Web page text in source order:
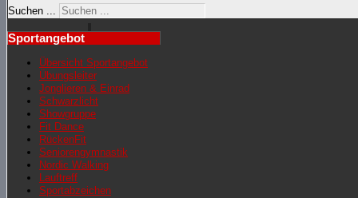
Suchen ...
Sportangebot
Übersicht Sportangebot
Übungsleiter
Jonglieren & Einrad
Schwarzlicht
Showgruppe
Fit Dance
RückenFit
Seniorengymnastik
Nordic Walking
Lauftreff
Sportabzeichen